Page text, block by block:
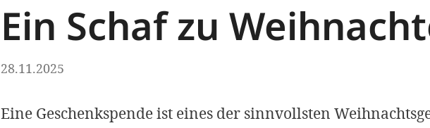
Ein Schaf zu
28.11.2025
Eine Geschenkspende ist eines der sinnvollsten